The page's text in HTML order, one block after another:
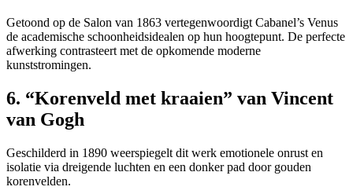
Getoond op de Salon van 1863 vertegenwoordigt Cabanel’s Venus
de academische schoonheidsidealen op hun hoogtepunt. De perfecte
afwerking contrasteert met de opkomende moderne
kunststromingen.
6. “Korenveld met kraaien” van Vincent
van Gogh
Geschilderd in 1890 weerspiegelt dit werk emotionele onrust en
isolatie via dreigende luchten en een donker pad door gouden
korenvelden.